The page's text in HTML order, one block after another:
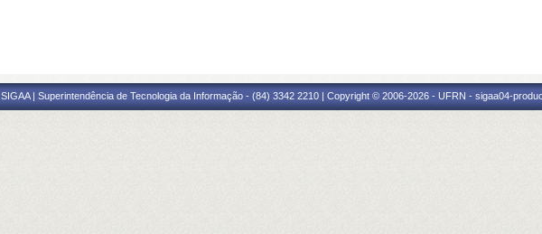
SIGAA | Superintendência de Tecnologia da Informação - (84) 3342 2210 | Copyright © 2006-2026 - UFRN - sigaa04-